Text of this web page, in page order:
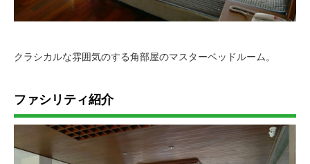
クラシカルな雰囲気のする角部屋のマスターベッドルーム。
ファシリティ紹介